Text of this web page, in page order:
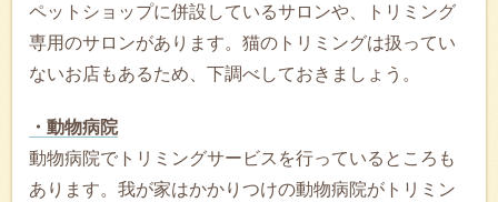
ペットショップに併設しているサロンや、トリミング
専用のサロンがあります。猫のトリミングは扱ってい
ないお店もあるため、下調べしておきましょう。
・動物病院
動物病院でトリミングサービスを行っているところも
あります。我が家はかかりつけの動物病院がトリミン